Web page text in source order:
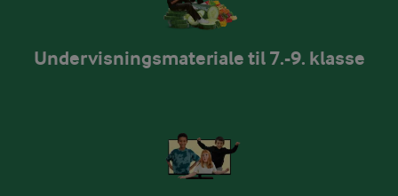
Undervisningsmateriale til 7.-9. klasse